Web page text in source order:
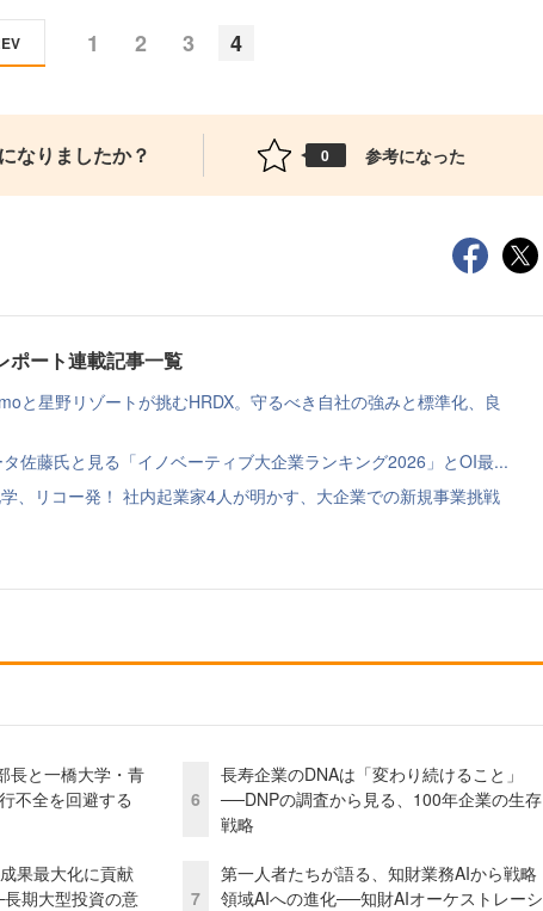
1 2 3 4
なりましたか？ 0 参考になった
ポート連載記事一覧
と星野リゾートが挑むHRDX。守るべき自社の強みと標準化、良
佐藤氏と見る「イノベーティブ大企業ランキング2026」とOI最...
、リコー発！ 社内起業家4人が明かす、大企業での新規事業挑戦
長と一橋大学・青
不全を回避する
果最大化に貢献
期大型投資の意
6
長寿企業のDNAは「変わり続けること」
──DNPの調査から見る、100年企業の生存
戦略
7
第一人者たちが語る、知財業務AIから戦略
領域AIへの進化──知財AIオーケストレーシ